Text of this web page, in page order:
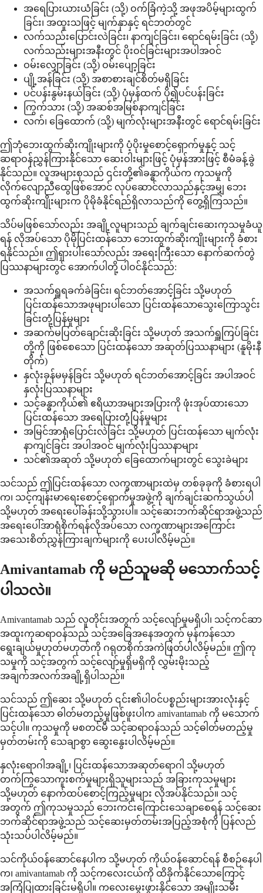
အရေပြားယားယံခြင်း (သို့) ဝက်ခြံကဲ့သို့ အဖုအပိမ့်များထွက်
ခြင်း၊ အထူးသဖြင့် မျက်နှာနှင့် ရင်ဘတ်တွင်
လက်သည်းပြောင်းလဲခြင်း၊ နာကျင်ခြင်း၊ ရောင်ရမ်းခြင်း (သို့)
လက်သည်းများအနီးတွင် ပိုးဝင်ခြင်းများအပါအဝင်
ဝမ်းလျှောခြင်း (သို့) ဝမ်းပျော့ခြင်း
ပျို့အန်ခြင်း (သို့) အစာစားချင်စိတ်မရှိခြင်း
ပင်ပန်းနွမ်းနယ်ခြင်း (သို့) ပုံမှန်ထက် ပို၍ပင်ပန်းခြင်း
ကြွက်သား (သို့) အဆစ်အမြစ်နာကျင်ခြင်း
လက်၊ ခြေထောက် (သို့) မျက်လုံးများအနီးတွင် ရောင်ရမ်းခြင်း
ဤဘုံဘေးထွက်ဆိုးကျိုးများကို ပံ့ပိုးမှုစောင့်ရှောက်မှုနှင့် သင့်
ဆရာဝန်ညွှန်ကြားနိုင်သော ဆေးဝါးများဖြင့် ပုံမှန်အားဖြင့် စီမံခန့်ခွဲ
နိုင်သည်။ လူအများစုသည် ၎င်းတို့၏ခန္ဓာကိုယ်က ကုသမှုကို
လိုက်လျောညီထွေဖြစ်အောင် လုပ်ဆောင်လာသည်နှင့်အမျှ ဘေး
ထွက်ဆိုးကျိုးများက ပိုမိုခံနိုင်ရည်ရှိလာသည်ကို တွေ့ရှိကြသည်။
သိပ်မဖြစ်သော်လည်း အချို့လူများသည် ချက်ချင်းဆေးကုသမှုခံယူ
ရန် လိုအပ်သော ပိုမိုပြင်းထန်သော ဘေးထွက်ဆိုးကျိုးများကို ခံစား
ရနိုင်သည်။ ဤရှားပါးသော်လည်း အရေးကြီးသော နောက်ဆက်တွဲ
ပြဿနာများတွင် အောက်ပါတို့ ပါဝင်နိုင်သည်:
အသက်ရှူရခက်ခဲခြင်း၊ ရင်ဘတ်အောင့်ခြင်း သို့မဟုတ်
ပြင်းထန်သောအဖုများပါသော ပြင်းထန်သောသွေးကြောသွင်း
ခြင်းတုံ့ပြန်မှုများ
အဆက်မပြတ်ချောင်းဆိုးခြင်း သို့မဟုတ် အသက်ရှူကြပ်ခြင်း
တို့ကို ဖြစ်စေသော ပြင်းထန်သော အဆုတ်ပြဿနာများ (နူမိုးနီ
တိုက်)
နှလုံးခုန်မမှန်ခြင်း သို့မဟုတ် ရင်ဘတ်အောင့်ခြင်း အပါအဝင်
နှလုံးပြဿနာများ
သင့်ခန္ဓာကိုယ်၏ ဧရိယာအများအပြားကို ဖုံးအုပ်ထားသော
ပြင်းထန်သော အရေပြားတုံ့ပြန်မှုများ
အမြင်အာရုံပြောင်းလဲခြင်း သို့မဟုတ် ပြင်းထန်သော မျက်လုံး
နာကျင်ခြင်း အပါအဝင် မျက်လုံးပြဿနာများ
သင်၏အဆုတ် သို့မဟုတ် ခြေထောက်များတွင် သွေးခဲများ
သင်သည် ဤပြင်းထန်သော လက္ခဏာများထဲမှ တစ်ခုခုကို ခံစားရပါ
က၊ သင့်ကျန်းမာရေးစောင့်ရှောက်မှုအဖွဲ့ကို ချက်ချင်းဆက်သွယ်ပါ
သို့မဟုတ် အရေးပေါ်ခန်းသို့သွားပါ။ သင့်ဆေးဘက်ဆိုင်ရာအဖွဲ့သည်
အရေးပေါ်အာရုံစိုက်ရန်လိုအပ်သော လက္ခဏာများအကြောင်း
အသေးစိတ်ညွှန်ကြားချက်များကို ပေးပါလိမ့်မည်။
Amivantamab ကို မည်သူမဆို မသောက်သင့်
ပါသလဲ။
Amivantamab သည် လူတိုင်းအတွက် သင့်လျော်မှုမရှိပါ၊ သင့်ကင်ဆာ
အထူးကုဆရာဝန်သည် သင့်အခြေအနေအတွက် မှန်ကန်သော
ရွေးချယ်မှုဟုတ်မဟုတ်ကို ဂရုတစိုက်အကဲဖြတ်ပါလိမ့်မည်။ ဤကု
သမှုကို သင့်အတွက် သင့်လျော်မှုရှိမရှိကို လွှမ်းမိုးသည့်
အချက်အလက်အချို့ရှိပါသည်။
သင်သည် ဤဆေး သို့မဟုတ် ၎င်း၏ပါဝင်ပစ္စည်းများအားလုံးနှင့်
ပြင်းထန်သော ဓါတ်မတည့်မှုဖြစ်ဖူးပါက amivantamab ကို မသောက်
သင့်ပါ။ ကုသမှုကို မစတင်မီ သင့်ဆရာဝန်သည် သင့်ဓါတ်မတည့်မှု
မှတ်တမ်းကို သေချာစွာ ဆွေးနွေးပါလိမ့်မည်။
နှလုံးရောဂါအချို့၊ ပြင်းထန်သောအဆုတ်ရောဂါ သို့မဟုတ်
တက်ကြွသောကူးစက်မှုများရှိသူများသည် အခြားကုသမှုများ
သို့မဟုတ် နောက်ထပ်စောင့်ကြည့်မှုများ လိုအပ်နိုင်သည်။ သင့်
အတွက် ဤကုသမှုသည် ဘေးကင်းကြောင်းသေချာစေရန် သင့်ဆေး
ဘက်ဆိုင်ရာအဖွဲ့သည် သင့်ဆေးမှတ်တမ်းအပြည့်အစုံကို ပြန်လည်
သုံးသပ်ပါလိမ့်မည်။
သင်ကိုယ်ဝန်ဆောင်နေပါက သို့မဟုတ် ကိုယ်ဝန်ဆောင်ရန် စီစဉ်နေပါ
က၊ amivantamab ကို သင့်ကလေးငယ်ကို ထိခိုက်နိုင်သောကြောင့်
အကြံပြုထားခြင်းမရှိပါ။ ကလေးမွေးဖွားနိုင်သော အမျိုးသမီး